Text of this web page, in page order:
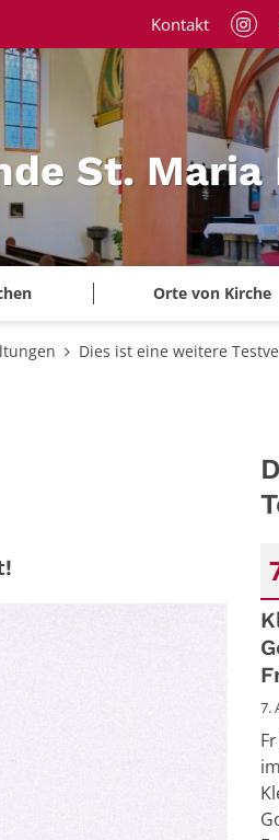
St. Maria
Orte von Kirche
Kontakt
Dies ist eine weitere
7.